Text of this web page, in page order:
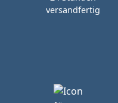
versandfertig